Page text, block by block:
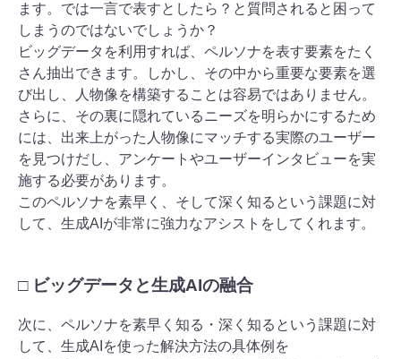
ます。では一言で表すとしたら？と質問されると困って
しまうのではないでしょうか？
ビッグデータを利用すれば、ペルソナを表す要素をたく
さん抽出できます。しかし、その中から重要な要素を選
び出し、人物像を構築することは容易ではありません。
さらに、その裏に隠れているニーズを明らかにするため
には、出来上がった人物像にマッチする実際のユーザー
を見つけだし、アンケートやユーザーインタビューを実
施する必要があります。
このペルソナを素早く、そして深く知るという課題に対
して、生成AIが非常に強力なアシストをしてくれます。
□ ビッグデータと生成AIの融合
次に、ペルソナを素早く知る・深く知るという課題に対
して、生成AIを使った解決方法の具体例を